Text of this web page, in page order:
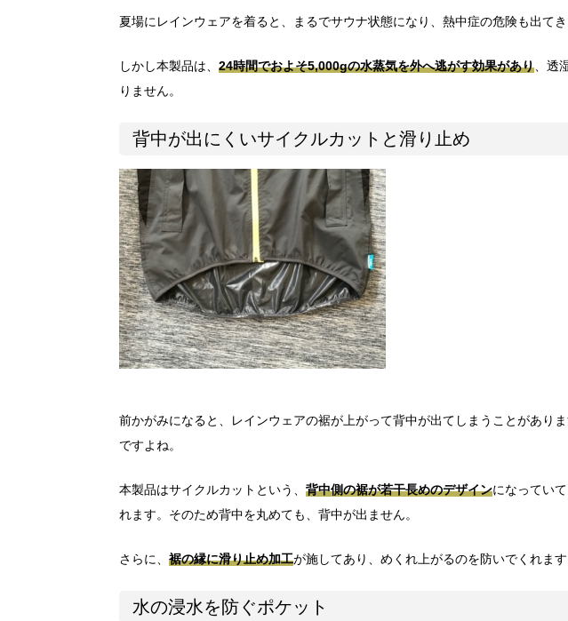
夏場にレインウェアを着ると、まるでサウナ状態になり、熱中症の危険も出てき
しかし本製品は、 24時間でおよそ5,000gの水蒸気を外へ逃がす効果があり 、透
りません。
背中が出にくいサイクルカットと滑り止め
前かがみになると、レインウェアの裾が上がって背中が出てしまうことがあり
ですよね。
本製品はサイクルカットという、 背中側の裾が若干長めのデザインになってい
れます。そのため背中を丸めても、背中が出ません。
さらに、 裾の縁に滑り止め加工が施してあり、めくれ上がるのを防いでくれます
水の浸水を防ぐポケット